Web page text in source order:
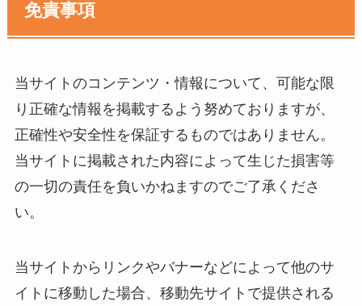
免責事項
当サイトのコンテンツ・情報について、可能な限
り正確な情報を掲載するよう努めておりますが、
正確性や安全性を保証するものではありません。
当サイトに掲載された内容によって生じた損害等
の一切の責任を負いかねますのでご了承くださ
い。
当サイトからリンクやバナーなどによって他のサ
イトに移動した場合、移動先サイトで提供される